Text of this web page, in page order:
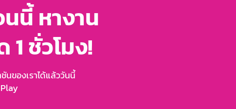
นี้ หางาน
1 ชั่วโมง!
นของเราได้แล้ววันนี้